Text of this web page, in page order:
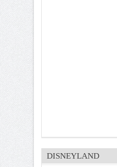
DISNEYLAND